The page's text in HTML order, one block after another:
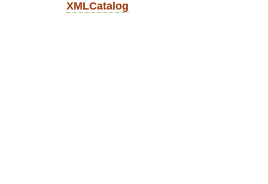
XMLCatalog